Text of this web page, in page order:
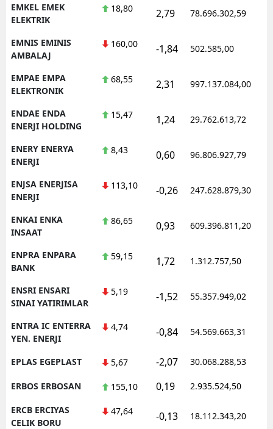
EMKEL EMEK
ELEKTRIK
18,80 2,79 78.696.302,59
EMNIS EMINIS
AMBALAJ
160,00 -1,84 502.585,00
EMPAE EMPA
ELEKTRONIK
68,55 2,31 997.137.084,00
ENDAE ENDA
ENERJI HOLDING
15,47 1,24 29.762.613,72
ENERY ENERYA
ENERJI
8,43 0,60 96.806.927,79
ENJSA ENERJISA
ENERJI
113,10 -0,26 247.628.879,30
ENKAI ENKA
INSAAT
86,65 0,93 609.396.811,20
ENPRA ENPARA
BANK
59,15 1,72 1.312.757,50
ENSRI ENSARI
SINAI YATIRIMLAR
5,19 -1,52 55.357.949,02
ENTRA IC ENTERRA
YEN. ENERJI
4,74 -0,84 54.569.663,31
EPLAS EGEPLAST 5,67 -2,07 30.068.288,53
ERBOS ERBOSAN 155,10 0,19 2.935.524,50
ERCB ERCIYAS
CELIK BORU
47,64 -0,13 18.112.343,20